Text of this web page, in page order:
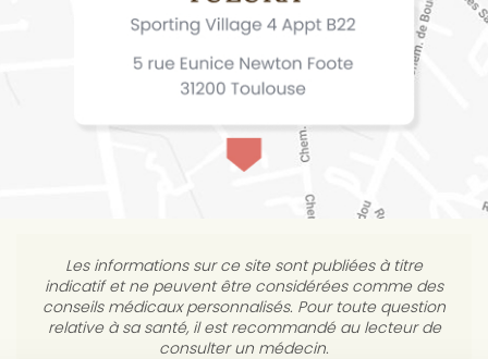
Les informations sur ce site sont publiées à titre
indicatif et ne peuvent être considérées comme des
conseils médicaux personnalisés. Pour toute question